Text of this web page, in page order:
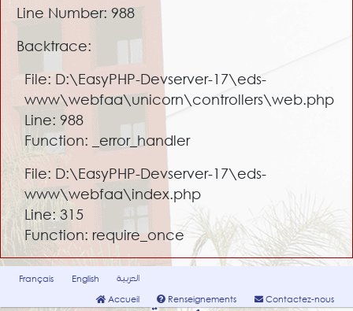
Line Number: 988
Backtrace:
File: D:\EasyPHP-Devserver-17\eds-
www\webfaa\unicorn\controllers\web.php
Line: 988
Function: _error_handler
File: D:\EasyPHP-Devserver-17\eds-
www\webfaa\index.php
Line: 315
Function: require_once
Français English
العربية
Accueil
Renseignements Contactez-nous